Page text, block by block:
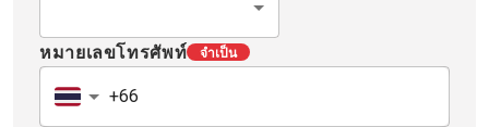
หมายเลขโทรศัพท์ จำเป็น